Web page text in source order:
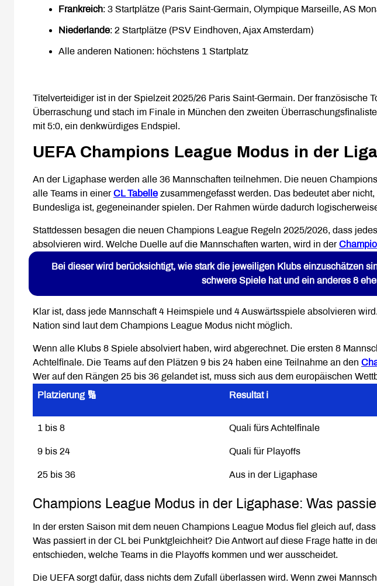
Frankreich: 3 Startplätze (Paris Saint-Germain, Olympique Marseille, AS
Niederlande: 2 Startplätze (PSV Eindhoven, Ajax Amsterdam)
Alle anderen Nationen: höchstens 1 Startplatz
Titelverteidiger ist in der Spielzeit 2025/26 Paris Saint-Germain. Der französische
Überraschung und stach im Finale in München den zweiten
mit 5:0, ein denkwürdiges Endspiel.
UEFA Champions League Modus in der
An der Ligaphase werden alle 36 Mannschaften teilnehmen. Die neuen
alle Teams in einerCL Tabelle zusammengefasst werden. Das bedeutet aber
Bundesliga ist, gegeneinander spielen. Der Rahmen würde dadurch
Stattdessen besagen die neuen Champions League Regeln 2025/2026, dass
absolvieren wird. Welche Duelle auf die Mannschaften warten, wird in der
Bei dieser wird berücksichtigt, wie stark die jeweiligen Klubs einzuschätzen
schwere Spiele hat und ein anderes 8
Klar ist, dass jede Mannschaft 4 Heimspiele und 4 Auswärtsspiele absolvieren
Nation sind laut dem Champions League Modus nicht möglich.
Wenn alle Klubs 8 Spiele absolviert haben, wird abgerechnet. Die ersten 8
Achtelfinale. Die Teams auf den Plätzen 9 bis 24 haben eine Teilnahme an den
Wer auf den Rängen 25 bis 36 gelandet ist, muss sich aus dem europäischen
Platzierung 🔢
Resultat ℹ️
1 bis 8 Quali fürs Achtelfinale
9 bis 24 Quali für Playoffs
25 bis 36 Aus in der Ligaphase
Champions League Modus in der Ligaphase: Was
In der ersten Saison mit dem neuen Champions League Modus fiel gleich auf,
Was passiert in der CL bei Punktgleichheit? Die Antwort auf diese Frage hatte in
entschieden, welche Teams in die Playoffs kommen und wer ausscheidet.
Die UEFA sorgt dafür, dass nichts dem Zufall überlassen wird. Wenn zwei